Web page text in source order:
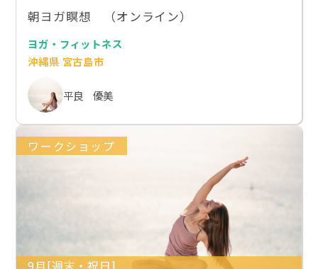
朝ヨガ瞑想 （オンライン）
ヨガ・フィットネス
沖縄県 宮古島市
平良 優美
ワークショップ
9月[週末・祝日]